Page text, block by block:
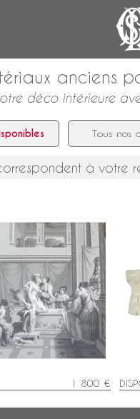
anciens
déco intérieure
Tous nos
à votre
papier peint
Empire à l'antique,
de Dufour de
1 800 €
en